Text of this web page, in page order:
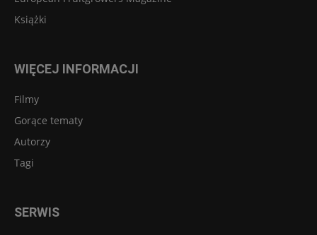
Książki
WIĘCEJ INFORMACJI
Filmy
Gorące tematy
Autorzy
Tagi
SERWIS